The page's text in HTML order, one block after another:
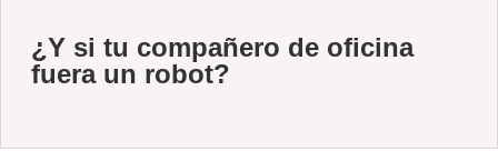
¿Y si tu compañero de oficina
fuera un robot?